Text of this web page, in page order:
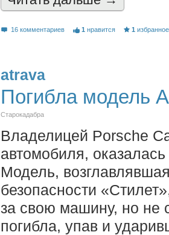
16 комментариев 1 нравится 1 избранное
atrava
Погибла модель
Старокадабра
Владелицей Porsche
автомобиля,
Модель,
безопасности
за свою машину, но не
погибла, упав и